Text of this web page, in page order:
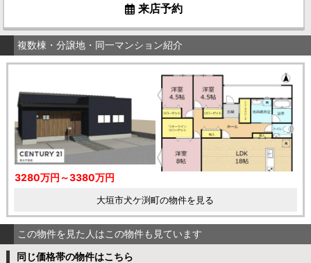
来店予約
複数棟・分譲地・同一マンション紹介
3280万円～3380万円
大垣市犬ケ渕町の物件を見る
この物件を見た人はこの物件も見ています
同じ価格帯の物件はこちら